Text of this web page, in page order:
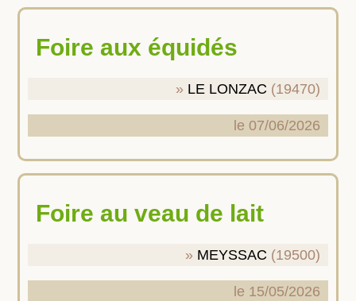
Foire aux équidés
LE LONZAC (19470)
le 07/06/2026
Foire au veau de lait
MEYSSAC (19500)
le 15/05/2026